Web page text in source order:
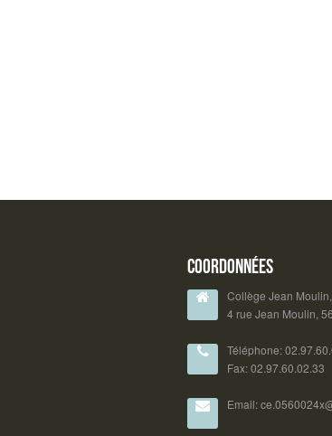
Coordonnées
Collège Jean Moulin,
4 rue Jean Moulin,
Téléphone:
Fax: 02.97.60.02.33
Email: